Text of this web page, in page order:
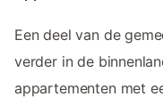
Een deel van de
verder in de
appartementen met